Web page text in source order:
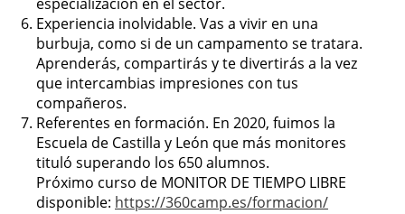
especialización en el sector.
Experiencia inolvidable. Vas a vivir en una
burbuja, como si de un campamento se tratara.
Aprenderás, compartirás y te divertirás a la vez
que intercambias impresiones con tus
compañeros.
Referentes en formación. En 2020, fuimos la
Escuela de Castilla y León que más monitores
tituló superando los 650 alumnos.
Próximo curso de MONITOR DE TIEMPO LIBRE
disponible: https://360camp.es/formacion/